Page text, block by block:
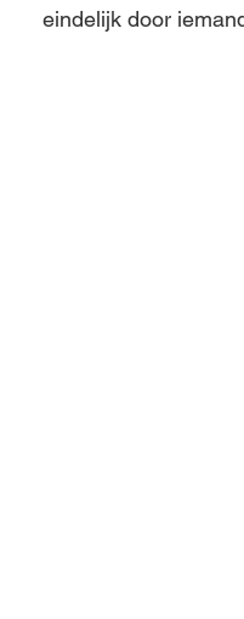
eindelijk door